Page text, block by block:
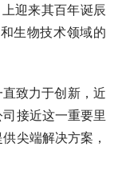
迎来其百年诞辰
生物技术领域的
致力于创新，近
接近这一重要里
尖端解决方案，